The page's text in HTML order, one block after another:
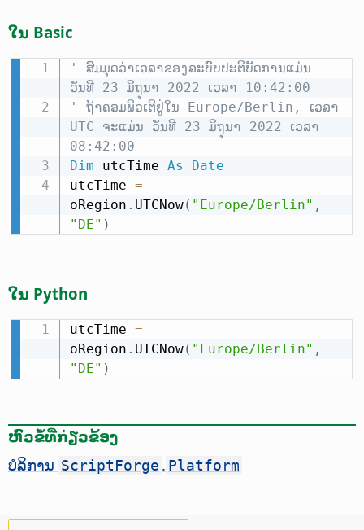
ໃນ Basic
' ສົມມຸດວ່າເວລາຂອງລະບົບປະຕິບັດການແມ່ນ
ວັນທີ 23 ມິຖຸນາ 2022 ເວລາ 10:42:00
' ຖ້າຄອມພິວເຕີຢູ່ໃນ Europe/Berlin, ເວລາ
UTC ຈະແມ່ນ ວັນທີ 23 ມິຖຸນາ 2022 ເວລາ
08:42:00
Dim utcTime As
Date
utcTime =
oRegion . UTCNow( "Europe/Berlin" ,
"DE" )
ໃນ Python
utcTime =
oRegion . UTCNow( "Europe/Berlin" ,
"DE" )
ຫົວຂໍ້ທີ່ກ່ຽວຂ້ອງ
ບໍລິການ ScriptForge . Platform